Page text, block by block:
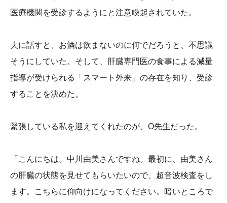
医療機関を受診するようにと注意喚起されていた。
夫に話すと、お酒は飲まないのに何でだろうと、不思議
そうにしていた。そして、肝臓専門医の食事による減量
指導が受けられる「スマート外来」の存在を知り、受診
することを決めた。
緊張している私を迎えてくれたのが、O先生だった。
「こんにちは。中川由美さんですね。最初に、由美さん
の肝臓の状態を見せてもらいたいので、超音波検査をし
ます。こちらに仰向けになってください。暗いところで